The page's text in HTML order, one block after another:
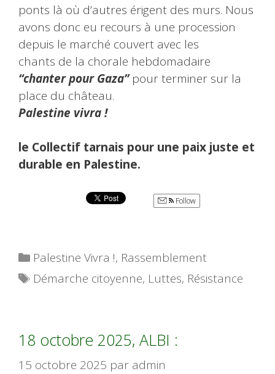
ponts là où d’autres érigent des murs. Nous
avons donc eu recours à une procession
depuis le marché couvert avec les
chants de la chorale hebdomadaire
“chanter pour Gaza”pour terminer sur la
place du château.
Palestine vivra !
le Collectif tarnais pour une paix juste et
durable en Palestine.
Follow
Catégories
Palestine Vivra !, Rassemblement
Étiquettes
Démarche citoyenne, Luttes, Résistance
18 octobre 2025, ALBI :
15 octobre 2025 par admin